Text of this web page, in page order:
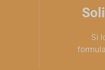
Si